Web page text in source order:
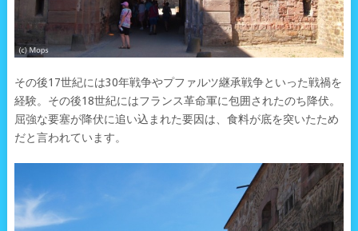
その後17世紀には30年戦争やプファルツ継承戦争といった戦禍を
経験。その後18世紀にはフランス革命軍に包囲されたのち降伏。
屈強な要塞が降伏に追い込まれた要因は、食料が底を突いたため
だと言われています。